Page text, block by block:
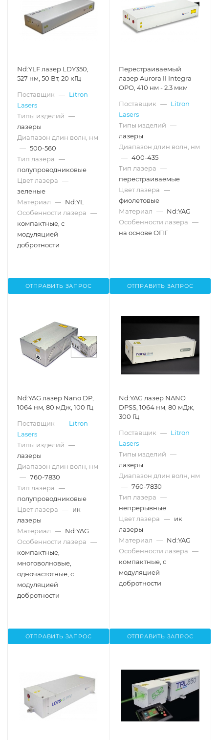
Nd:YLF лазер LDY350,
527 нм, 50 Вт, 20 кГц
Поставщик — Litron
Lasers
Типы изделий —
лазеры
Диапазон длин волн, нм
— 500-560
Тип лазера —
полупроводниковые
Цвет лазера —
зеленые
Материал — Nd:YL
Особенности лазера —
компактные, с
модуляцией
добротности
ОТПРАВИТЬ ЗАПРОС
Перестраиваемый
лазер Aurora II Integra
OPO, 410 нм - 2.3 мкм
Поставщик — Litron
Lasers
Типы изделий —
лазеры
Диапазон длин волн, нм
— 400-435
Тип лазера —
перестраиваемые
Цвет лазера —
фиолетовые
Материал — Nd:YAG
Особенности лазера —
на основе ОПГ
ОТПРАВИТЬ ЗАПРОС
Nd:YAG лазер Nano DP,
1064 нм, 80 мДж, 100 Гц
Поставщик — Litron
Lasers
Типы изделий —
лазеры
Диапазон длин волн, нм
— 760-7830
Тип лазера —
полупроводниковые
Цвет лазера — ик
лазеры
Материал — Nd:YAG
Особенности лазера —
компактные,
многоволновые,
одночастотные, с
модуляцией
добротности
ОТПРАВИТЬ ЗАПРОС
Nd:YAG лазер NANO
DPSS, 1064 нм, 80 мДж,
300 Гц
Поставщик — Litron
Lasers
Типы изделий —
лазеры
Диапазон длин волн, нм
— 760-7830
Тип лазера —
непрерывные
Цвет лазера — ик
лазеры
Материал — Nd:YAG
Особенности лазера —
компактные, с
модуляцией
добротности
ОТПРАВИТЬ ЗАПРОС